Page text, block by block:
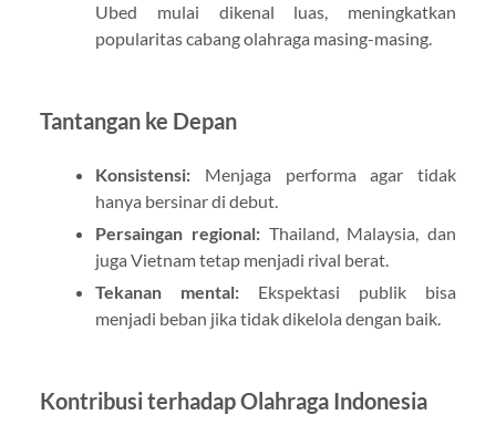
Ubed mulai dikenal luas, meningkatkan
popularitas cabang olahraga masing-masing.
Tantangan ke Depan
Konsistensi:Menjaga performa agar tidak
hanya bersinar di debut.
Persaingan regional:Thailand, Malaysia, dan
juga Vietnam tetap menjadi rival berat.
Tekanan mental:Ekspektasi publik bisa
menjadi beban jika tidak dikelola dengan baik.
Kontribusi terhadap Olahraga Indonesia